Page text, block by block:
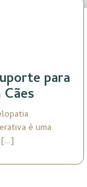
para
é uma
[…]